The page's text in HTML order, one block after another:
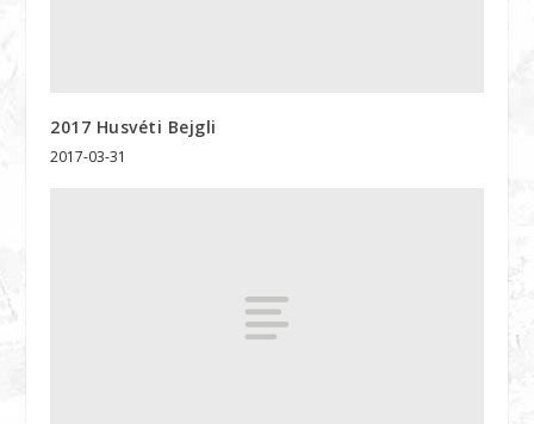
2017 Husvéti Bejgli
2017-03-31